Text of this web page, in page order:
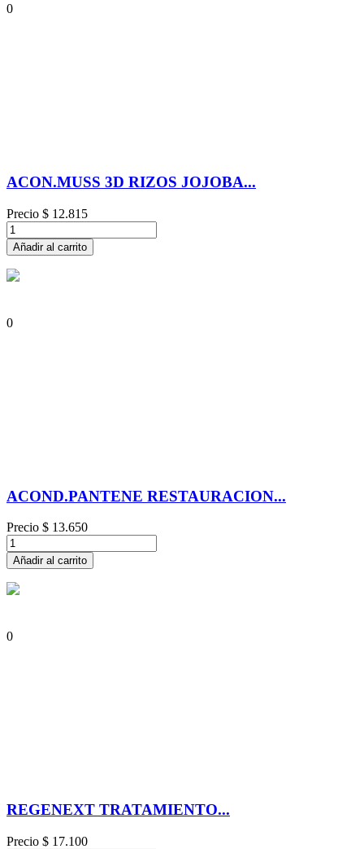
0
ACON.MUSS 3D RIZOS JOJOBA...
Precio $ 12.815
Añadir al carrito
0
ACOND.PANTENE RESTAURACION...
Precio $ 13.650
Añadir al carrito
0
REGENEXT TRATAMIENTO...
Precio $ 17.100